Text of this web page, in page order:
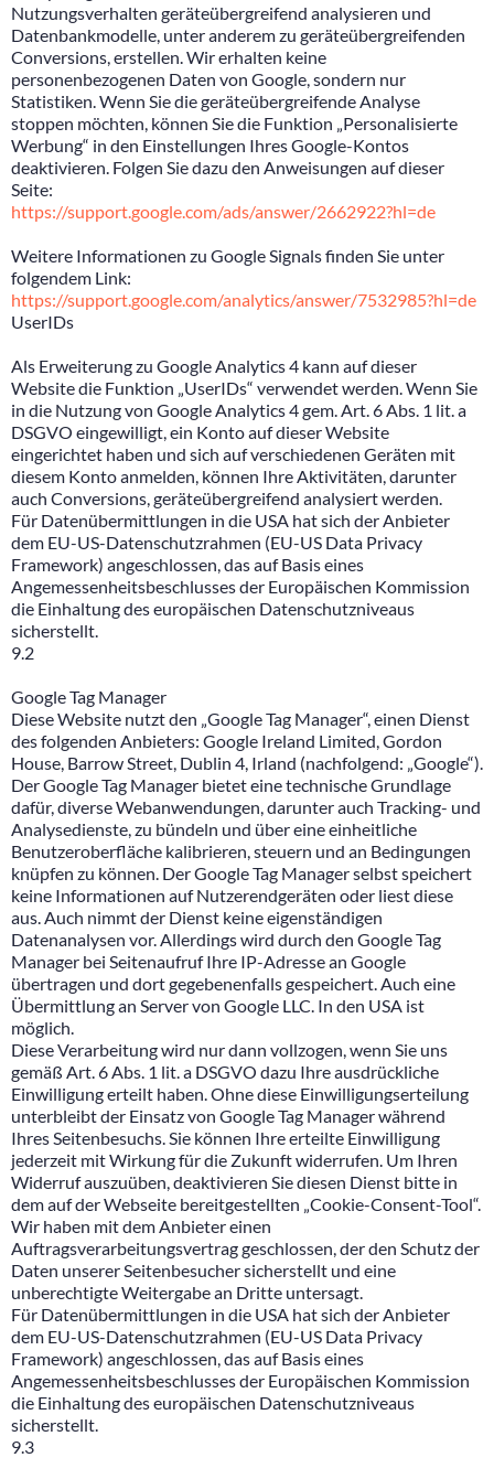
Nutzungsverhalten geräteübergreifend analysieren und
Datenbankmodelle, unter anderem zu geräteübergreifenden
Conversions, erstellen. Wir erhalten keine
personenbezogenen Daten von Google, sondern nur
Statistiken. Wenn Sie die geräteübergreifende Analyse
stoppen möchten, können Sie die Funktion „Personalisierte
Werbung“ in den Einstellungen Ihres Google-Kontos
deaktivieren. Folgen Sie dazu den Anweisungen auf dieser
Seite:
https://support.google.com/ads/answer/2662922?hl=de
Weitere Informationen zu Google Signals finden Sie unter
folgendem Link:
https://support.google.com/analytics/answer/7532985?hl=de
UserIDs
Als Erweiterung zu Google Analytics 4 kann auf dieser
Website die Funktion „UserIDs“ verwendet werden. Wenn Sie
in die Nutzung von Google Analytics 4 gem. Art. 6 Abs. 1 lit. a
DSGVO eingewilligt, ein Konto auf dieser Website
eingerichtet haben und sich auf verschiedenen Geräten mit
diesem Konto anmelden, können Ihre Aktivitäten, darunter
auch Conversions, geräteübergreifend analysiert werden.
Für Datenübermittlungen in die USA hat sich der Anbieter
dem EU-US-Datenschutzrahmen (EU-US Data Privacy
Framework) angeschlossen, das auf Basis eines
Angemessenheitsbeschlusses der Europäischen Kommission
die Einhaltung des europäischen Datenschutzniveaus
sicherstellt.
9.2
Google Tag Manager
Diese Website nutzt den „Google Tag Manager“, einen Dienst
des folgenden Anbieters: Google Ireland Limited, Gordon
House, Barrow Street, Dublin 4, Irland (nachfolgend: „Google“).
Der Google Tag Manager bietet eine technische Grundlage
dafür, diverse Webanwendungen, darunter auch Tracking- und
Analysedienste, zu bündeln und über eine einheitliche
Benutzeroberfläche kalibrieren, steuern und an Bedingungen
knüpfen zu können. Der Google Tag Manager selbst speichert
keine Informationen auf Nutzerendgeräten oder liest diese
aus. Auch nimmt der Dienst keine eigenständigen
Datenanalysen vor. Allerdings wird durch den Google Tag
Manager bei Seitenaufruf Ihre IP-Adresse an Google
übertragen und dort gegebenenfalls gespeichert. Auch eine
Übermittlung an Server von Google LLC. In den USA ist
möglich.
Diese Verarbeitung wird nur dann vollzogen, wenn Sie uns
gemäß Art. 6 Abs. 1 lit. a DSGVO dazu Ihre ausdrückliche
Einwilligung erteilt haben. Ohne diese Einwilligungserteilung
unterbleibt der Einsatz von Google Tag Manager während
Ihres Seitenbesuchs. Sie können Ihre erteilte Einwilligung
jederzeit mit Wirkung für die Zukunft widerrufen. Um Ihren
Widerruf auszuüben, deaktivieren Sie diesen Dienst bitte in
dem auf der Webseite bereitgestellten „Cookie-Consent-Tool“.
Wir haben mit dem Anbieter einen
Auftragsverarbeitungsvertrag geschlossen, der den Schutz der
Daten unserer Seitenbesucher sicherstellt und eine
unberechtigte Weitergabe an Dritte untersagt.
Für Datenübermittlungen in die USA hat sich der Anbieter
dem EU-US-Datenschutzrahmen (EU-US Data Privacy
Framework) angeschlossen, das auf Basis eines
Angemessenheitsbeschlusses der Europäischen Kommission
die Einhaltung des europäischen Datenschutzniveaus
sicherstellt.
9.3